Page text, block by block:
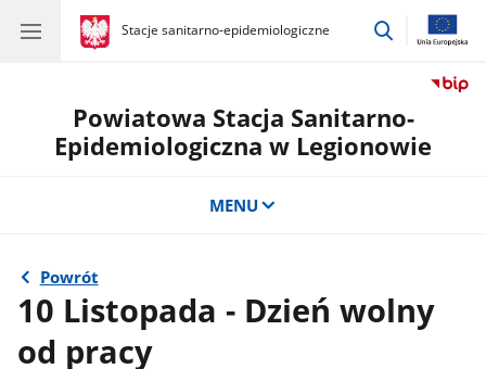
gov.pl
Stacje sanitarno-epidemiologiczne
gov.pl
Stacje
przejdź
Powiatowa Stacja Sanitarno-
Epidemiologiczna w Legionowie
MENU
Powrót
10 Listopada - Dzień wolny
od pracy